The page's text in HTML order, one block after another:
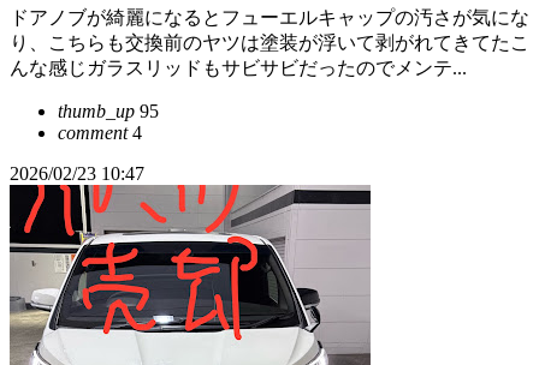
ドアノブが綺麗になるとフューエルキャップの汚さが気にな
り、こちらも交換前のヤツは塗装が浮いて剥がれてきてたこ
んな感じガラスリッドもサビサビだったのでメンテ...
thumb_up 95
comment4
2026/02/23 10:47